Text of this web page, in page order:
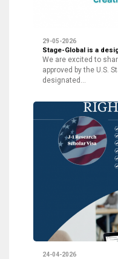
29-05-2026
Stage-Global is a
We are excited to
approved by the U.S.
designated…
24-04-2026